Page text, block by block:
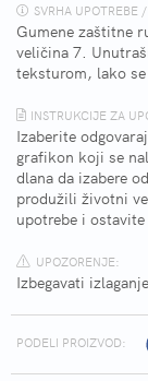
SVRHA UPOTREBE
Gumene zaštitne
veličina 7.
teksturom, lako
INSTRUKCIJE ZA
Izaberite
grafikon koji se
dlana da izabere
produžili životni
upotrebe i ostavite
UPOZORENJE:
Izbegavati
PODELI PROIZVOD: